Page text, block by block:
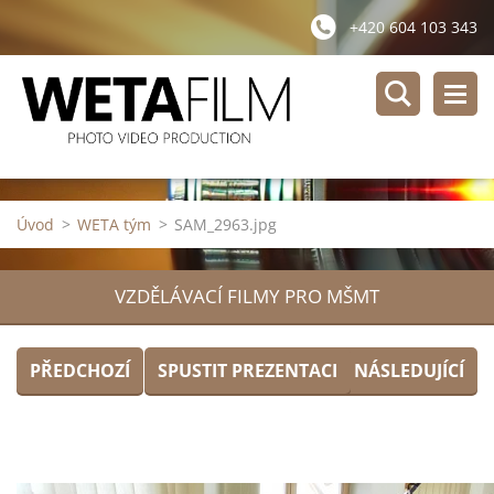
+420 604 103 343
Úvod > WETA tým > SAM_2963.jpg
VZDĚLÁVACÍ FILMY PRO MŠMT
PŘEDCHOZÍ SPUSTIT PREZENTACI NÁSLEDUJÍCÍ